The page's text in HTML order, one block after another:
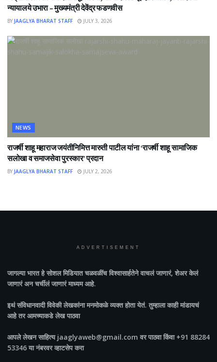
न्यायालये उभारा – मुख्यमंत्री देवेंद्र फडणवीस
BY JAAGLYA BHARAT STAFF JULY 3, 2026
NEWS
राजर्षी शाहू महाराज जयंतीनिमित्त मारुती पाटील यांना ‘राजर्षी शाहू सामाजिक
सलोखा व समाजसेवा पुरस्कार’ प्रदान
BY JAAGLYA BHARAT STAFF JULY 2, 2026
ADVERTISEMENT
जागल्या भारतहे सोशल मिडियात चळवळींच विश्वासार्हतेने वाचलं जाणारं, शेअर केलं
जाणारं अन चर्चीलं जाणारं माध्यम आहे.
इथं संविधानवादी विवेकी लेखकांना मनमोकळे व्यक्त होता येतं. तुम्हाला काही मांडायचं
आहे तर आमच्याकडे लेख पाठवा
आपले लेखन साहित्य jaaglyaweb@gmail.com वर पाठवा किंवा +91 88284
53346 या नंबरवर व्हाटसेप करा